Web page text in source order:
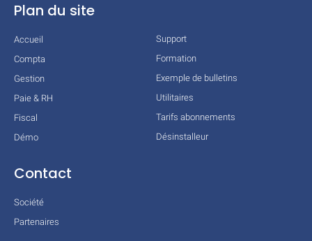
Plan du site
Accueil
Compta
Gestion
Paie & RH
Fiscal
Démo
Support
Formation
Exemple de bulletins
Utilitaires
Tarifs abonnements
Désinstalleur
Contact
Société
Partenaires